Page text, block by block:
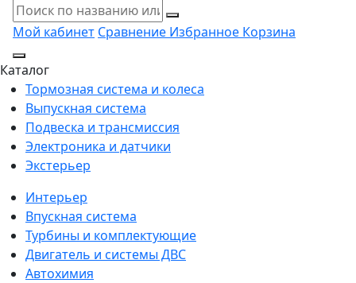
Мой кабинет Сравнение Избранное Корзина
Каталог
Тормозная система и колеса
Выпускная система
Подвеска и трансмиссия
Электроника и датчики
Экстерьер
Интерьер
Впускная система
Турбины и комплектующие
Двигатель и системы ДВС
Автохимия